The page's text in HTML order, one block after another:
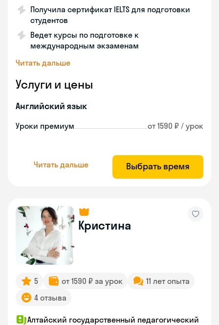
Получила сертификат IELTS для подготовки
студентов
Ведет курсы по подготовке к
международным экзаменам
Читать дальше
Услуги и цены
Английский язык
Уроки премиум от 1590 ₽ / урок
Читать дальше Выбрать время
Кристина
5 от 1590 ₽ за урок
11 лет опыта
4 отзыва
Алтайский государственный педагогический